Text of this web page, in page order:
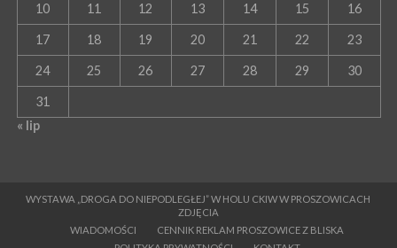
10 11 12 13 14 15 16
17 18 19 20 21 22 23
24 25 26 27 28 29 30
31
« lip
WYSTAWA „DROGA DO NIEPODLEGŁEJ” W HOLU CKIW W PROSZOWICACH
ZDJĘCIA
WIADOMOŚCI
CENNIK REKLAM PROSZOWICE Z BLISKA